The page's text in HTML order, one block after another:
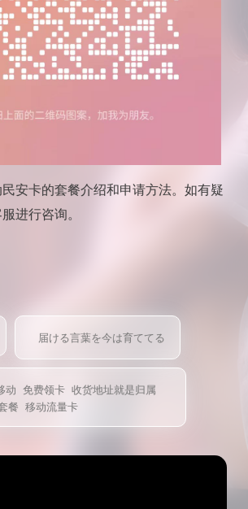
安卡的套餐介绍和申请方法。如有疑
进行咨询。
届ける言葉を今は育ててる
动 免费领卡 收货地址就是归属
餐 移动流量卡